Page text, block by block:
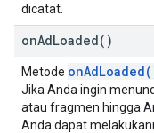
dicatat.
onAdLoaded( )
Metode
Jika Anda ingin
atau fragmen hingga
Anda dapat